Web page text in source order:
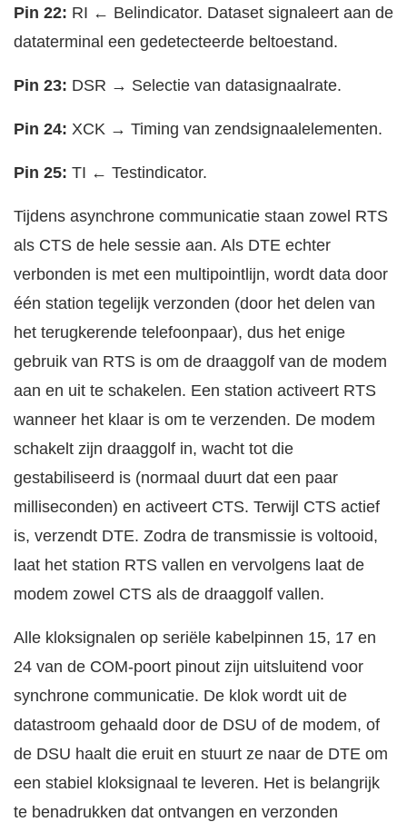
Pin 22: RI ← Belindicator. Dataset signaleert aan de
dataterminal een gedetecteerde beltoestand.
Pin 23: DSR → Selectie van datasignaalrate.
Pin 24: XCK → Timing van zendsignaalelementen.
Pin 25: TI ← Testindicator.
Tijdens asynchrone communicatie staan zowel RTS
als CTS de hele sessie aan. Als DTE echter
verbonden is met een multipointlijn, wordt data door
één station tegelijk verzonden (door het delen van
het terugkerende telefoonpaar), dus het enige
gebruik van RTS is om de draaggolf van de modem
aan en uit te schakelen. Een station activeert RTS
wanneer het klaar is om te verzenden. De modem
schakelt zijn draaggolf in, wacht tot die
gestabiliseerd is (normaal duurt dat een paar
milliseconden) en activeert CTS. Terwijl CTS actief
is, verzendt DTE. Zodra de transmissie is voltooid,
laat het station RTS vallen en vervolgens laat de
modem zowel CTS als de draaggolf vallen.
Alle kloksignalen op seriële kabelpinnen 15, 17 en
24 van de COM-poort pinout zijn uitsluitend voor
synchrone communicatie. De klok wordt uit de
datastroom gehaald door de DSU of de modem, of
de DSU haalt die eruit en stuurt ze naar de DTE om
een stabiel kloksignaal te leveren. Het is belangrijk
te benadrukken dat ontvangen en verzonden